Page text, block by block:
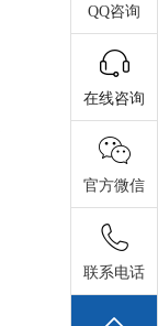
QQ咨询
在线咨询
官方微信
联系电话